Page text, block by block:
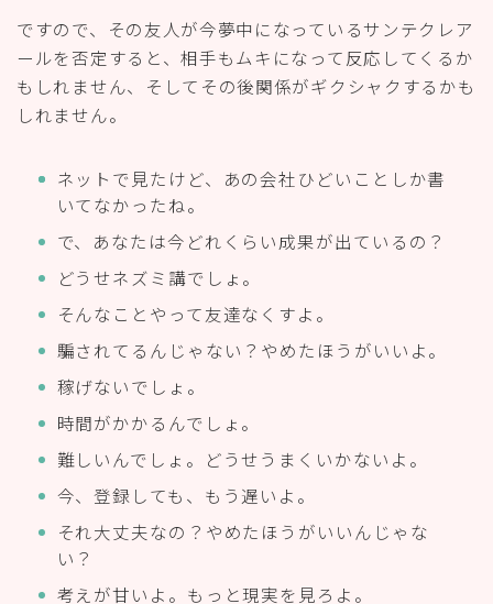
ですので、その友人が今夢中になっているサンテクレア
ールを否定すると、相手もムキになって反応してくるか
もしれません、そしてその後関係がギクシャクするかも
しれません。
ネットで見たけど、あの会社ひどいことしか書
いてなかったね。
で、あなたは今どれくらい成果が出ているの？
どうせネズミ講でしょ。
そんなことやって友達なくすよ。
騙されてるんじゃない？やめたほうがいいよ。
稼げないでしょ。
時間がかかるんでしょ。
難しいんでしょ。どうせうまくいかないよ。
今、登録しても、もう遅いよ。
それ大丈夫なの？やめたほうがいいんじゃな
い？
考えが甘いよ。もっと現実を見ろよ。